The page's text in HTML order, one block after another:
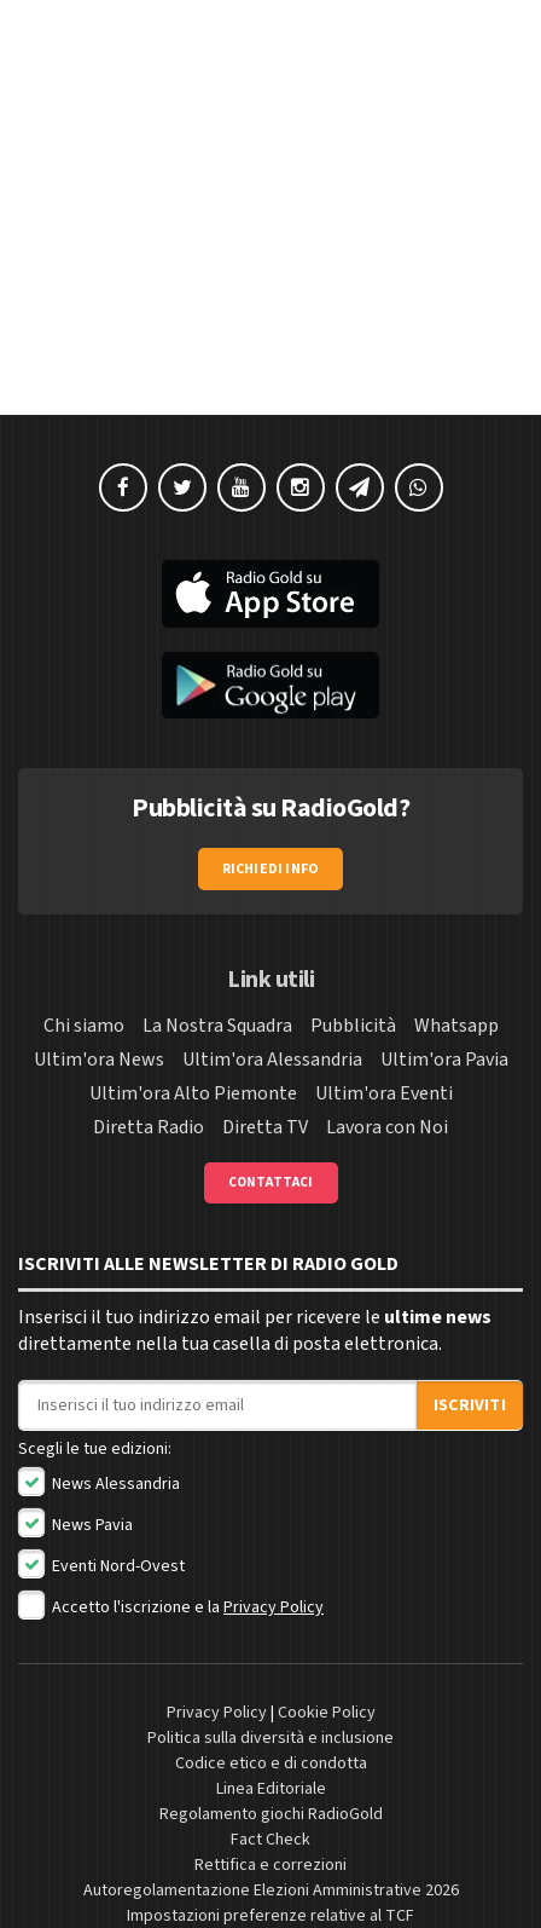
Pubblicità su RadioGold?
RICHIEDI INFO
Link utili
Chi siamo La Nostra Squadra Pubblicità
Whatsapp
Ultim'ora News
Ultim'ora Alessandria
Ultim'ora Pavia
Ultim'ora Alto Piemonte
Ultim'ora Eventi
Diretta Radio
Diretta TV Lavora con Noi
CONTATTACI
ISCRIVITI ALLE NEWSLETTER DI RADIO GOLD
Inserisci il tuo indirizzo email per ricevere le ultime news
direttamente nella tua casella di posta elettronica.
Indirizzo email
ISCRIVITI
Scegli le tue edizioni:
News Alessandria
News Pavia
Eventi Nord-Ovest
Accetto l'iscrizione e la Privacy Policy
Privacy Policy| Cookie Policy
Politica sulla diversità e inclusione
Codice etico e di condotta
Linea Editoriale
Regolamento giochi RadioGold
Fact Check
Rettifica e correzioni
Autoregolamentazione Elezioni Amministrative 2026
Impostazioni preferenze relative al TCF